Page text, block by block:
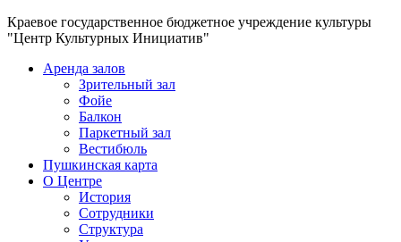
Краевое государственное бюджетное учреждение культуры
"Центр Культурных Инициатив"
Аренда залов
Зрительный зал
Фойе
Балкон
Паркетный зал
Вестибюль
Пушкинская карта
О Центре
История
Сотрудники
Структура